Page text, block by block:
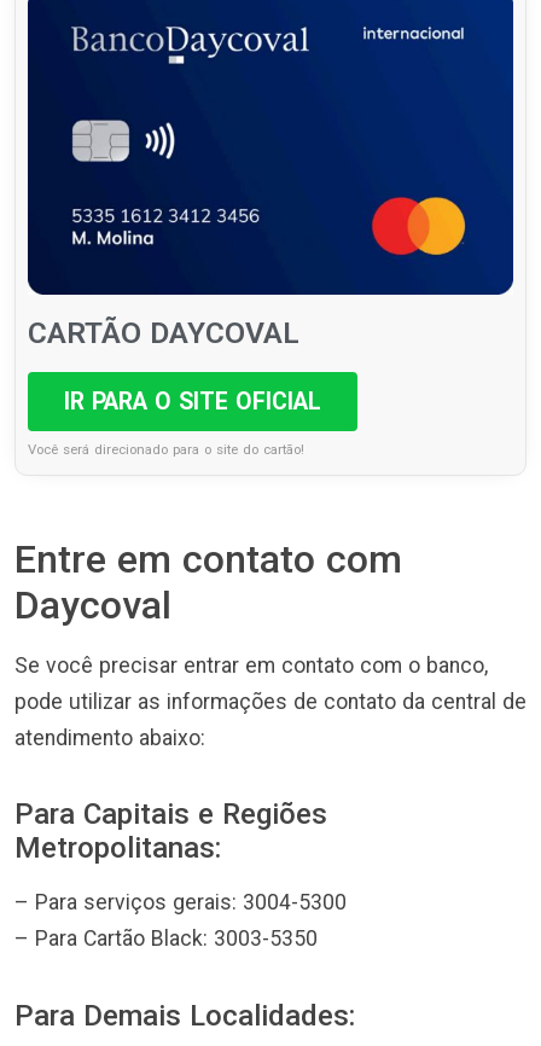
CARTÃO DAYCOVAL
IR PARA O SITE OFICIAL
Você será direcionado para o site do cartão!
Entre em contato com
Daycoval
Se você precisar entrar em contato com o banco,
pode utilizar as informações de contato da central de
atendimento abaixo:
Para Capitais e Regiões
Metropolitanas:
– Para serviços gerais: 3004-5300
– Para Cartão Black: 3003-5350
Para Demais Localidades: